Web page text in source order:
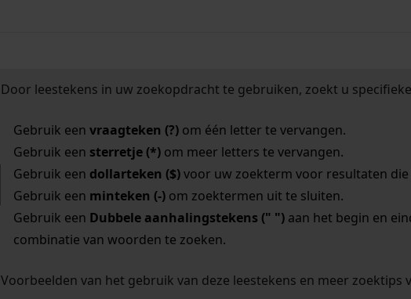
Door leestekens in uw zoekopdracht te gebruiken, zoekt u
Gebruik een vraagteken (?)om één letter te vervangen.
Gebruik een sterretje (*)om meer letters te vervangen.
Gebruik een dollarteken ($)voor uw zoekterm voor resultaten die
Gebruik een minteken (-)om zoektermen uit te sluiten.
Gebruik een Dubbele aanhalingstekens (" ")aan het begin en
combinatie van woorden te zoeken.
Voorbeelden van het gebruik van deze leestekens en meer zoektips